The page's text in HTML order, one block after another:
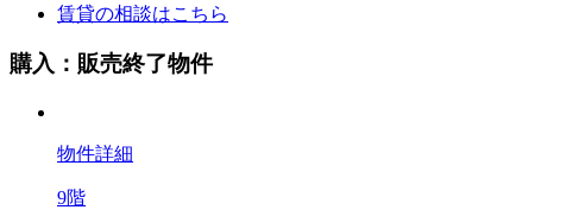
賃貸の相談はこちら
購入：販売終了物件
物件詳細
9階